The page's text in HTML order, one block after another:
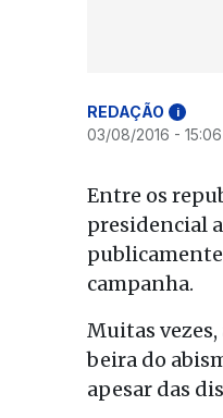
REDAÇÃO i
03/08/2016 - 15:06
Entre os
presidencial
campanha.
Muitas
beira do
apesar das